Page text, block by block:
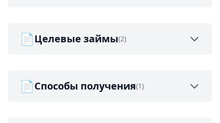
📄Целевые займы(2)
📄Способы получения(1)